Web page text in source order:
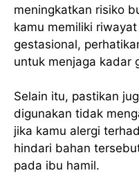
meningkatkan risiko
kamu memiliki
gestasional,
untuk menjaga kadar
Selain itu, pastikan
digunakan tidak
jika kamu alergi
hindari bahan
pada ibu hamil.